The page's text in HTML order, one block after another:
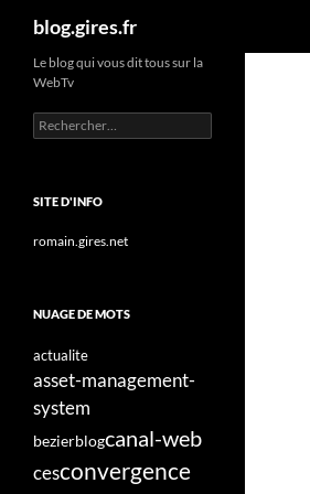
Aller
contenu
blog.gires.fr
Le blog qui vous dit tous sur la
WebTv
Rechercher :
SITE D'INFO
romain.gires.net
NUAGE DE MOTS
actualite
asset-management-
system
bezierblogcanal-web
cesconvergence